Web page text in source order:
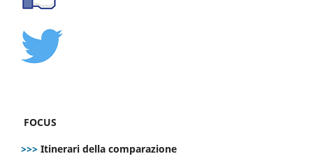
FOCUS
>>> Itinerari della comparazione